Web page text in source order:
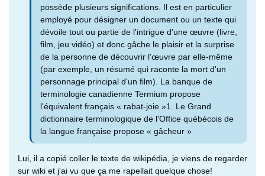
possède plusieurs significations. Il est en particulier
employé pour désigner un document ou un texte qui
dévoile tout ou partie de l'intrigue d'une œuvre (livre,
film, jeu vidéo) et donc gâche le plaisir et la surprise
de la personne de découvrir l'œuvre par elle-même
(par exemple, un résumé qui raconte la mort d'un
personnage principal d'un film). La banque de
terminologie canadienne Termium propose
l'équivalent français « rabat-joie »1. Le Grand
dictionnaire terminologique de l'Office québécois de
la langue française propose « gâcheur »
Lui, il a copié coller le texte de wikipédia, je viens de regarder
sur wiki et j'ai vu que ça me rapellait quelque chose!